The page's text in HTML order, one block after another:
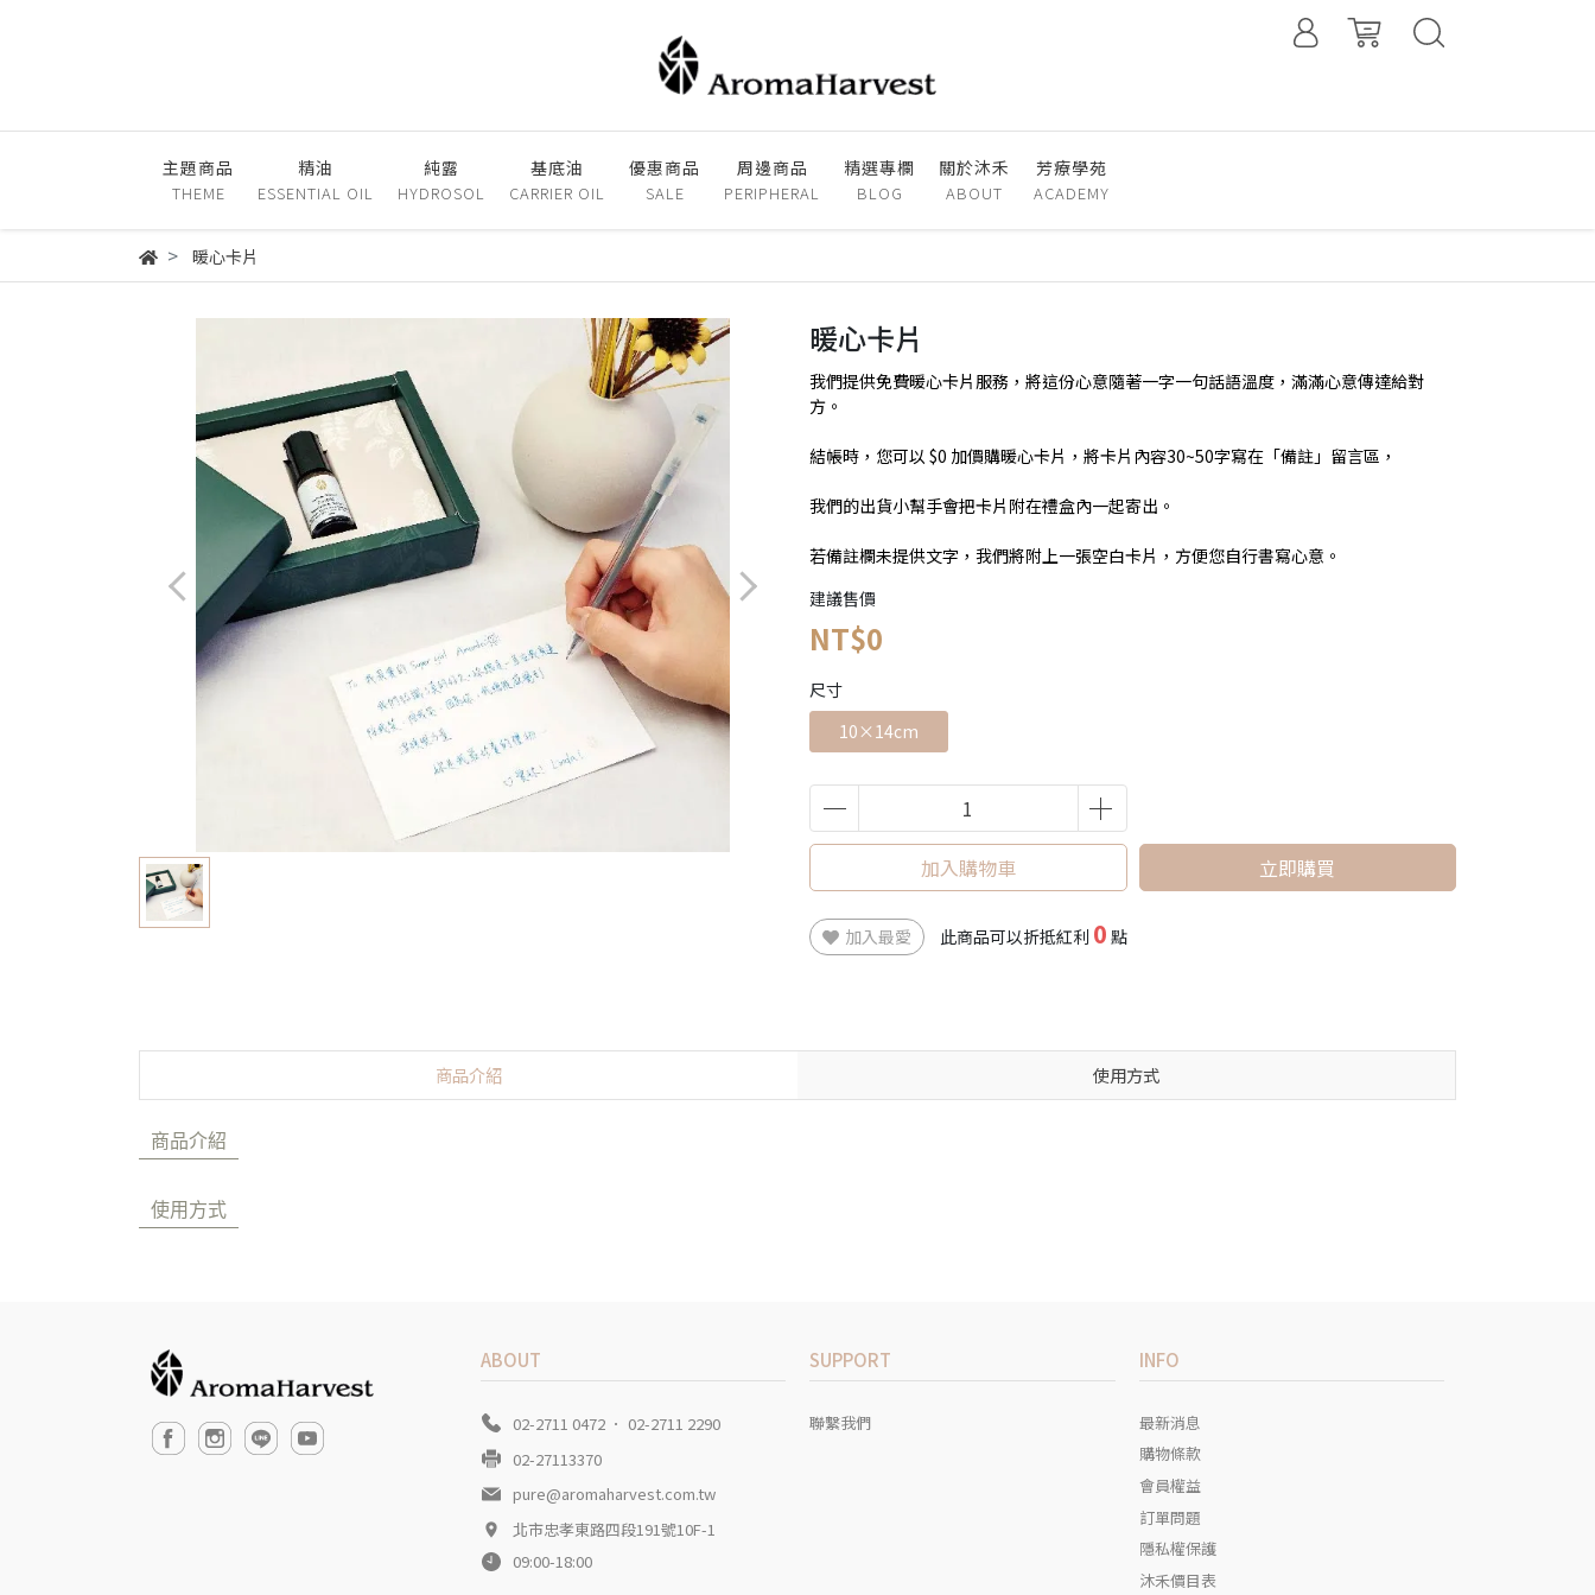
主題商品
THEME
精油
ESSENTIAL OIL
純露
HYDROSOL
基底油
CARRIER OIL
優惠商品
SALE
周邊商品
PERIPHERAL
精選專欄
BLOG
關於沐禾
ABOUT
芳療學苑
ACADEMY
暖心卡片
暖心卡片
我們提供免費暖心卡片服務，將這份心意隨著一字一句話語溫度，滿滿心意傳達給對
方。
結帳時，您可以 $0 加價購暖心卡片，將卡片內容30~50字寫在「備註」留言區，
我們的出貨小幫手會把卡片附在禮盒內一起寄出。
若備註欄未提供文字，我們將附上一張空白卡片，方便您自行書寫心意。
建議售價
NT$0
尺寸
10×14cm
加入購物車 立即購買
加入最愛 此商品可以折抵紅利 0 點
商品介紹 使用方式
商品介紹
使用方式
ABOUT
02-2711 0472 ． 02-2711 2290
02-27113370
pure@aromaharvest.com.tw
北市忠孝東路四段191號10F-1
09:00-18:00
SUPPORT
聯繫我們
INFO
最新消息
購物條款
會員權益
訂單問題
隱私權保護
沐禾價目表